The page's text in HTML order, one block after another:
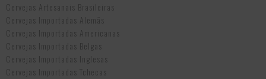
Cervejas Artesanais Brasileiras
Cervejas Importadas Alemãs
Cervejas Importadas Americanas
Cervejas Importadas Belgas
Cervejas Importadas Inglesas
Cervejas Importadas Tchecas